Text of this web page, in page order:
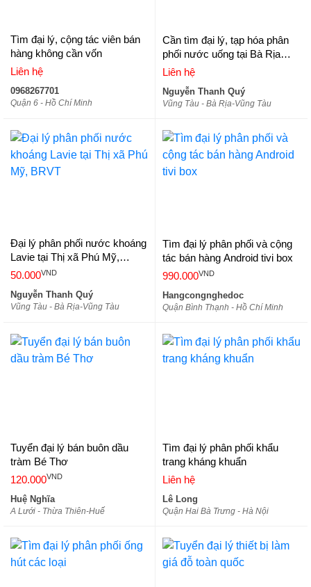
Tìm đại lý, cộng tác viên bán
hàng không cần vốn
Liên hệ
0968267701
Quận 6 - Hồ Chí Minh
Cần tìm đại lý, tạp hóa phân
phối nước uống tại Bà Rịa
Vũng Tàu
Liên hệ
Nguyễn Thanh Quý
Vũng Tàu - Bà Rịa-Vũng Tàu
Đại lý phân phối nước khoáng
Lavie tại Thị xã Phú Mỹ,
BRVT
50.000VND
Nguyễn Thanh Quý
Vũng Tàu - Bà Rịa-Vũng Tàu
Tìm đại lý phân phối và cộng
tác bán hàng Android tivi box
990.000VND
Hangcongnghedoc
Quận Bình Thạnh - Hồ Chí Minh
Tuyển đại lý bán buôn dầu
tràm Bé Thơ
120.000VND
Huệ Nghĩa
A Lưới - Thừa Thiên-Huế
Tìm đại lý phân phối khẩu
trang kháng khuẩn
Liên hệ
Lê Long
Quận Hai Bà Trưng - Hà Nội